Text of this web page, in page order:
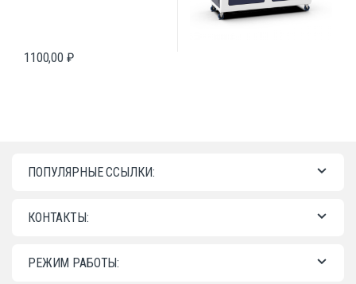
1100,00 ₽
ПОПУЛЯРНЫЕ ССЫЛКИ:
КОНТАКТЫ:
РЕЖИМ РАБОТЫ: